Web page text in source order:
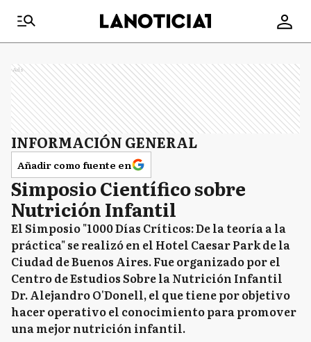
Ads
INFORMACIÓN GENERAL
Añadir como fuente en
Simposio Científico sobre
Nutrición Infantil
El Simposio "1000 Días Críticos: De la teoría a la
práctica" se realizó en el Hotel Caesar Park de la
Ciudad de Buenos Aires. Fue organizado por el
Centro de Estudios Sobre la Nutrición Infantil
Dr. Alejandro O'Donell, el que tiene por objetivo
hacer operativo el conocimiento para promover
una mejor nutrición infantil.